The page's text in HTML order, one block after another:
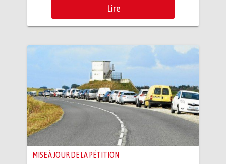
Lire
MISE À JOUR DE LA PÉTITION